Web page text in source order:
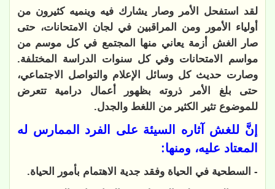
لقد استفحل الأمر وصار يشارك فيه وينميه كثيرون من
أولياء الأمور ومن المراقبين في لجان الامتحانات، حتى
صار الغش أزمة يعاني منها المجتمع في كل موسم من
مواسم الامتحانات وفي كل سنوات الدراسة المختلفة.
وصارت حديث كل وسائل الإعلام والتواصل الاجتماعي،
حتى بلغ الأمر ذروته بظهور أعمال درامية تتعرض
للموضوع تثير الكثير من اللغط والجدل.
إنَّ للغش آثاره السيئة على الفرد الممارس له
المعتاد عليه، ومنها:
- السطحية في الحياة وفقد جدية الاهتمام بأمور الحياة.